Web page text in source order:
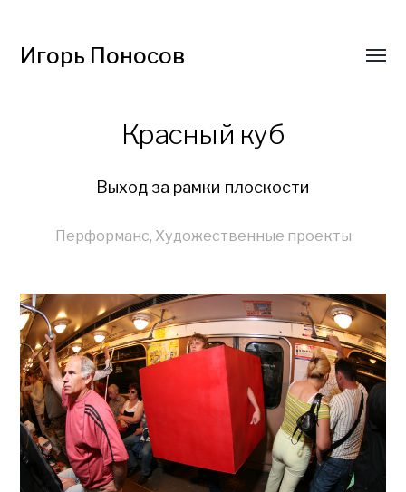
Игорь Поносов
Красный куб
Выход за рамки плоскости
Перформанс, Художественные проекты